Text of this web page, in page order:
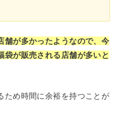
舗が多かったようなので、今
袋が販売される店舗が多いと
ため時間に余裕を持つことが